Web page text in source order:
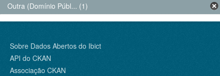
Outra (Domínio Públ... (1)
Sobre Dados Abertos do Ibict
API do CKAN
Associação CKAN